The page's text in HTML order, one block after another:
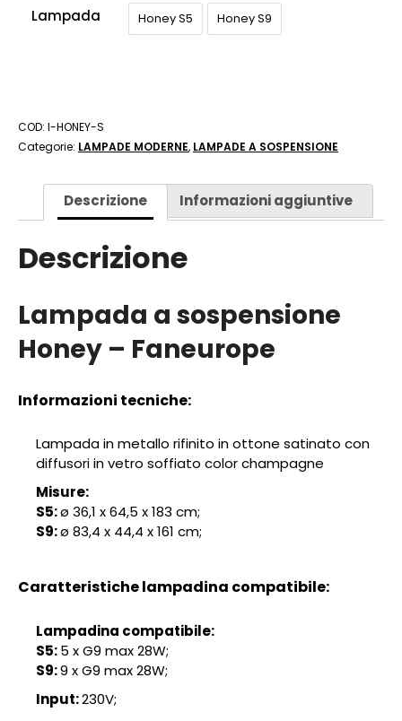
Lampada Honey S5 Honey S9
COD: I-HONEY-S
Categorie: LAMPADE MODERNE, LAMPADE A SOSPENSIONE
Descrizione Informazioni aggiuntive
Descrizione
Lampada a sospensione
Honey – Faneurope
Informazioni tecniche:
Lampada in metallo rifinito in ottone satinato con
diffusori in vetro soffiato color champagne
Misure:
S5:ø 36,1 x 64,5 x 183 cm;
S9:ø 83,4 x 44,4 x 161 cm;
Caratteristiche lampadina compatibile:
Lampadina compatibile:
S5:5 x G9 max 28W;
S9:9 x G9 max 28W;
Input:230V;